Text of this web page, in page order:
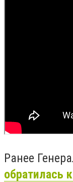
Ранее
обратилась